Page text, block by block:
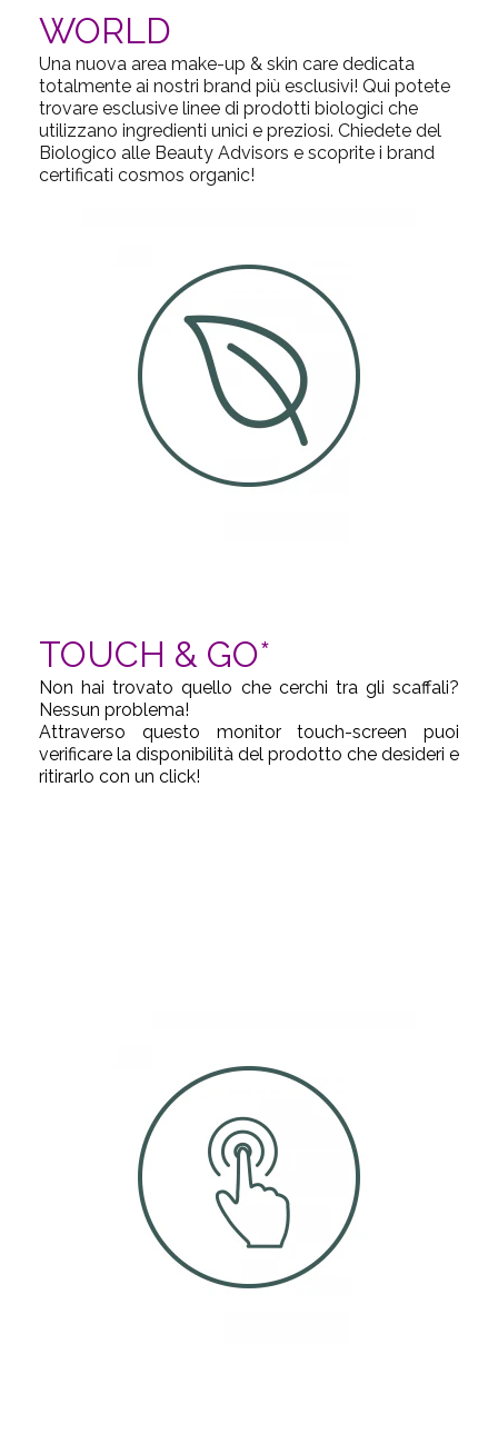
WORLD
Una nuova area make-up & skin care dedicata
totalmente ai nostri brand più esclusivi! Qui potete
trovare esclusive linee di prodotti biologici che
utilizzano ingredienti unici e preziosi. Chiedete del
Biologico alle Beauty Advisors e scoprite i brand
certificati cosmos organic!
TOUCH & GO*
Non hai trovato quello che cerchi tra gli scaffali?
Nessun problema!
Attraverso questo monitor touch-screen puoi
verificare la disponibilità del prodotto che desideri e
ritirarlo con un click!